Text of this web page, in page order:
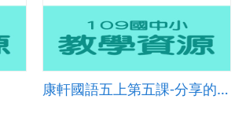
康軒國語五上第五課-分享的快樂PPT。配合課本一起使用。